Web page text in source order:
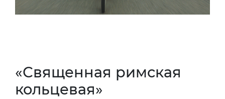
«Священная римская
кольцевая»